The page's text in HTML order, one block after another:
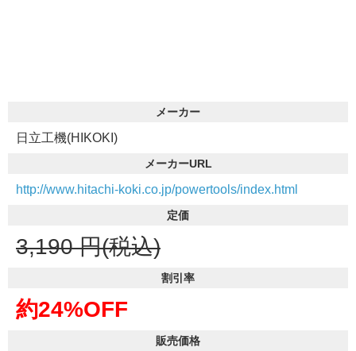
メーカー
日立工機(HIKOKI)
メーカーURL
http://www.hitachi-koki.co.jp/powertools/index.html
定価
3,190 円(税込)
割引率
約24%OFF
販売価格